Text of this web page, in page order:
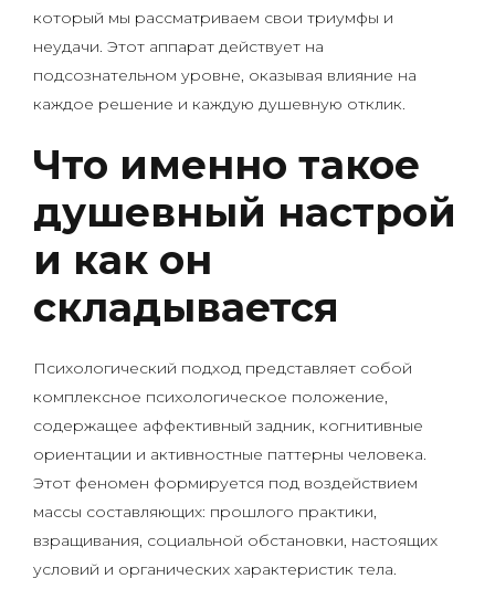
который мы рассматриваем свои триумфы и
неудачи. Этот аппарат действует на
подсознательном уровне, оказывая влияние на
каждое решение и каждую душевную отклик.
Что именно такое
душевный настрой
и как он
складывается
Психологический подход представляет собой
комплексное психологическое положение,
содержащее аффективный задник, когнитивные
ориентации и активностные паттерны человека.
Этот феномен формируется под воздействием
массы составляющих: прошлого практики,
взращивания, социальной обстановки, настоящих
условий и органических характеристик тела.